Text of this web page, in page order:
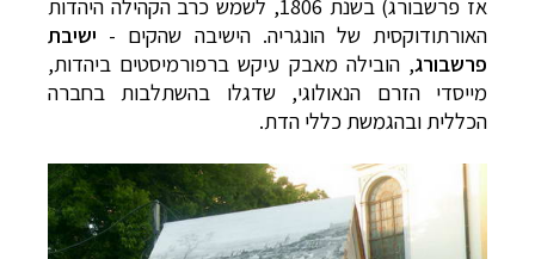
אז פרשבורג) בשנת 1806, לשמש כרב הקהילה היהדות
האורתודוקסית של הונגריה. הישיבה שהקים - ישיבת
פרשבורג, הובילה מאבק עיקש ברפורמיסטים ביהדות,
מייסדי הזרם הנאולוגי, שדגלו בהשתלבות בחברה
הכללית ובהגמשת כללי הדת.